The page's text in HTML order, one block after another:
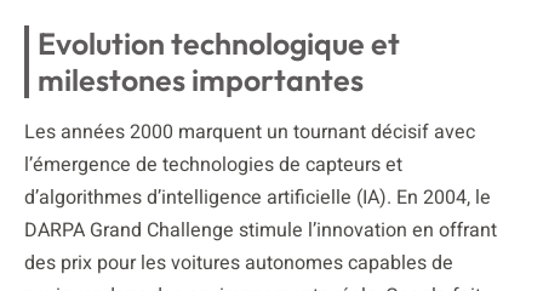
Evolution technologique et
milestones importantes
Les années 2000 marquent un tournant décisif avec
l’émergence de technologies de capteurs et
d’algorithmes d’intelligence artificielle (IA). En 2004, le
DARPA Grand Challenge stimule l’innovation en offrant
des prix pour les voitures autonomes capables de